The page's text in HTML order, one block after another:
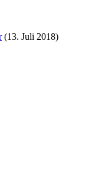
(13. Juli 2018)